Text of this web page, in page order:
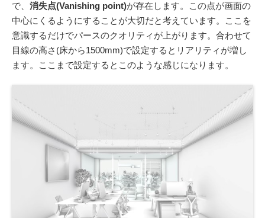
で、 消失点(Vanishing point)が存在します。この点が画面の
中心にくるようにすることが大切だと考えています。ここを
意識するだけでパースのクオリティが上がります。合わせて
目線の高さ(床から1500mm)で設定するとリアリティが増し
ます。ここまで設定するとこのような感じになります。